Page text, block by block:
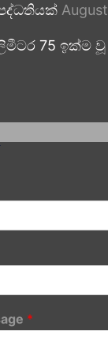
75 ඉක්ම වූ
*